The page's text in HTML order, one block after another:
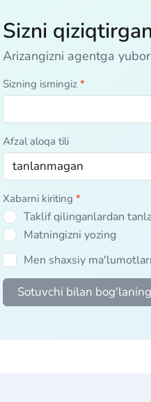
Sizni
Arizangizni agentga
Sizning ismingiz *
Afzal aloqa tili
Xabarni kiriting *
Taklif qilinganlardan
Matningizni yozing
Men shaxsiy
Sotuvchi bilan bog'laning